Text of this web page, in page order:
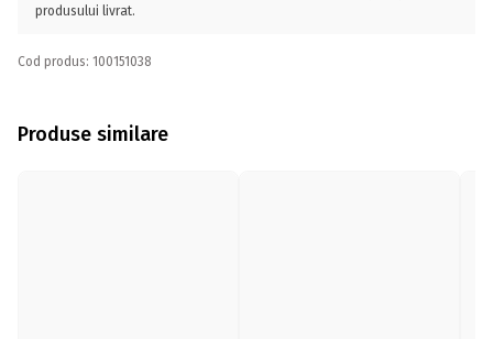
produsului livrat.
Cod produs: 100151038
Produse similare